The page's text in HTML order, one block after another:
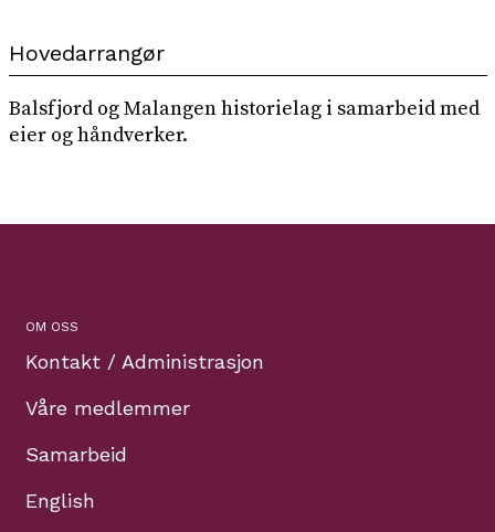
Hovedarrangør
Balsfjord og Malangen historielag i samarbeid med
eier og håndverker.
OM OSS
Kontakt / Administrasjon
Våre medlemmer
Samarbeid
English